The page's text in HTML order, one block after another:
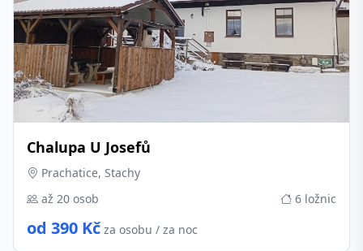
Chalupa U Josefů
Prachatice, Stachy
až 20 osob
6 ložnic
od 390 Kč za osobu / za noc